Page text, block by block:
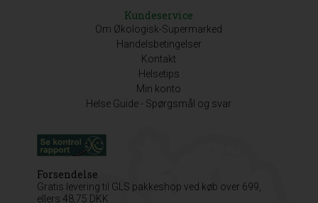
Kundeservice
Om Økologisk-Supermarked
Handelsbetingelser
Kontakt
Helsetips
Min konto
Helse Guide - Spørgsmål og svar
Forsendelse
Gratis levering til GLS pakkeshop ved køb over 699,
ellers 48,75 DKK